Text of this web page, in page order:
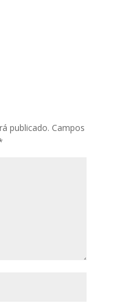
publicado. Campos